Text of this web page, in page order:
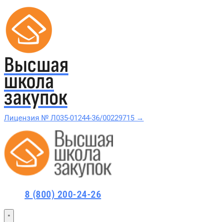
Высшая
школа
закупок
Лицензия № Л035-01244-36/00229715 →
Проверить в реестре Рособрнадзора →
Курсы по 44-ФЗ
8 (800) 200-24-26